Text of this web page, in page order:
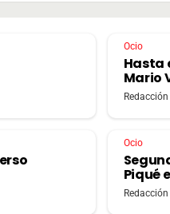
Ocio
Hasta
Mario
Ocio
Piqué